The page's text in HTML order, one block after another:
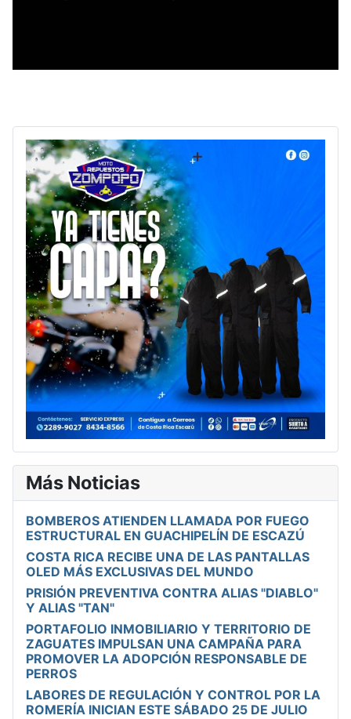
Más Noticias
BOMBEROS ATIENDEN LLAMADA POR FUEGO
ESTRUCTURAL EN GUACHIPELÍN DE ESCAZÚ
COSTA RICA RECIBE UNA DE LAS PANTALLAS
OLED MÁS EXCLUSIVAS DEL MUNDO
PRISIÓN PREVENTIVA CONTRA ALIAS "DIABLO"
Y ALIAS "TAN"
PORTAFOLIO INMOBILIARIO Y TERRITORIO DE
ZAGUATES IMPULSAN UNA CAMPAÑA PARA
PROMOVER LA ADOPCIÓN RESPONSABLE DE
PERROS
LABORES DE REGULACIÓN Y CONTROL POR LA
ROMERÍA INICIAN ESTE SÁBADO 25 DE JULIO